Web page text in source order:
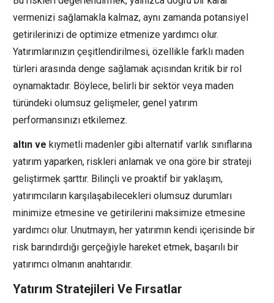
vermenizi sağlamakla kalmaz, aynı zamanda potansiyel
getirilerinizi de optimize etmenize yardımcı olur.
Yatırımlarınızın çeşitlendirilmesi, özellikle farklı maden
türleri arasında denge sağlamak açısından kritik bir rol
oynamaktadır. Böylece, belirli bir sektör veya maden
türündeki olumsuz gelişmeler, genel yatırım
performansınızı etkilemez.
altın ve kıymetli madenler gibi alternatif varlık sınıflarına
yatırım yaparken, riskleri anlamak ve ona göre bir strateji
geliştirmek şarttır. Bilinçli ve proaktif bir yaklaşım,
yatırımcıların karşılaşabilecekleri olumsuz durumları
minimize etmesine ve getirilerini maksimize etmesine
yardımcı olur. Unutmayın, her yatırımın kendi içerisinde bir
risk barındırdığı gerçeğiyle hareket etmek, başarılı bir
yatırımcı olmanın anahtarıdır.
Yatırım Stratejileri Ve Fırsatlar